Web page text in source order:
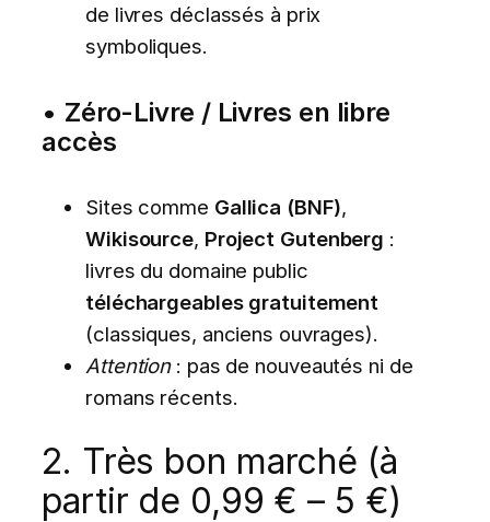
de livres déclassés à prix
symboliques.
• Zéro-Livre / Livres en libre
accès
Sites comme Gallica (BNF),
Wikisource, Project Gutenberg :
livres du domaine public
téléchargeables gratuitement
(classiques, anciens ouvrages).
Attention: pas de nouveautés ni de
romans récents.
2. Très bon marché (à
partir de 0,99 € – 5 €)